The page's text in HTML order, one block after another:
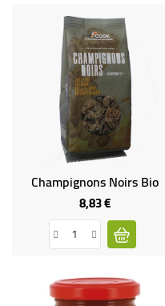
CULTUREL
Champignons Noirs Bio
8,83 €Prix